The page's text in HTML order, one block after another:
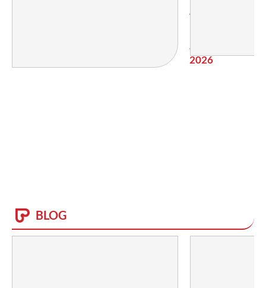
TRABAJO
JÓVENES
2026
BLOG